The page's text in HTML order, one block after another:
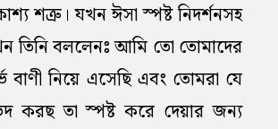
শত্রু। যখন ঈসা স্পষ্ট নিদর্শনসহ
বললেনঃ আমি তো তোমাদের
বাণী নিয়ে এসেছি এবং তোমরা যে
করছ তা স্পষ্ট করে দেয়ার জন্য